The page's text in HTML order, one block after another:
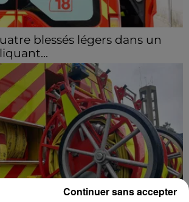
blessés légers dans un
fortement perturbée ce samedi
à hauteur de Barjouville à la
entre trois véhicules. Quatre...
Continuer sans accepter